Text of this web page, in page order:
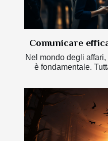
Comunicare
Nel mondo degli
è fondamentale.